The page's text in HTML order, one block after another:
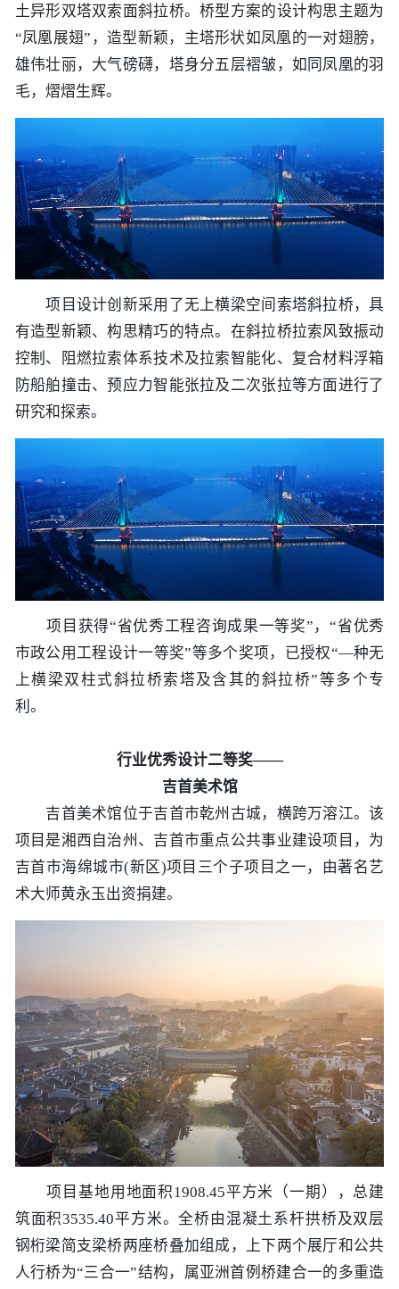
土异形双塔双索面斜拉桥。桥型方案的设计构思主题为
“凤凰展翅”，造型新颖，主塔形状如凤凰的一对翅膀，
雄伟壮丽，大气磅礴，塔身分五层褶皱，如同凤凰的羽
毛，熠熠生辉。
项目设计创新采用了无上横梁空间索塔斜拉桥，具
有造型新颖、构思精巧的特点。在斜拉桥拉索风致振动
控制、阻燃拉索体系技术及拉索智能化、复合材料浮箱
防船舶撞击、预应力智能张拉及二次张拉等方面进行了
研究和探索。
项目获得“省优秀工程咨询成果一等奖”，“省优秀
市政公用工程设计一等奖”等多个奖项，已授权“—种无
上横梁双柱式斜拉桥索塔及含其的斜拉桥”等多个专
利。
行业优秀设计二等奖——
吉首美术馆
吉首美术馆位于吉首市乾州古城，横跨万溶江。该
项目是湘西自治州、吉首市重点公共事业建设项目，为
吉首市海绵城市(新区)项目三个子项目之一，由著名艺
术大师黄永玉出资捐建。
项目基地用地面积1908.45平方米（一期），总建
筑面积3535.40平方米。全桥由混凝土系杆拱桥及双层
钢桁梁简支梁桥两座桥叠加组成，上下两个展厅和公共
人行桥为“三合一”结构，属亚洲首例桥建合一的多重造